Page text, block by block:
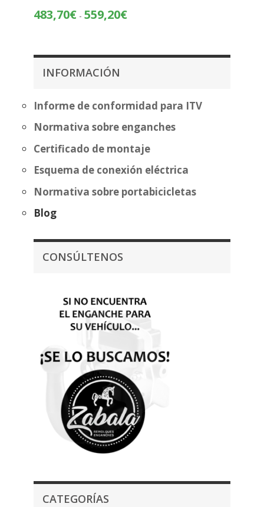
483,70€ - 559,20€Rango
INFORMACIÓN
Informe de conformidad para ITV
Normativa sobre enganches
Certificado de montaje
Esquema de conexión eléctrica
Normativa sobre portabicicletas
Blog
CONSÚLTENOS
CATEGORÍAS